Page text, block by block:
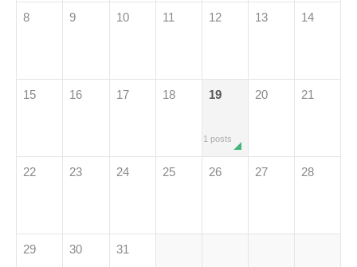
8 9 10 11 12 13 14
15 16 17 18 19
1 posts
20 21
22 23 24 25 26 27 28
29 30 31